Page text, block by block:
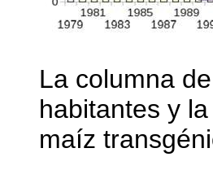
La columna
habitantes y
maíz